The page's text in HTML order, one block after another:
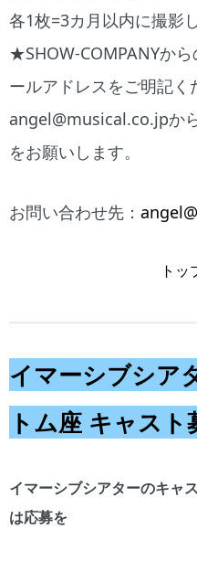
各1枚=3カ月以内に撮影
★SHOW-COMPANYか
ールアドレスをご明記く
angel@musical.co.jpか
をお願いします。
お問い合わせ先：
トッ
イマーシブシア
トム座 キャスト
イマーシブシアターのキャ
は応募を